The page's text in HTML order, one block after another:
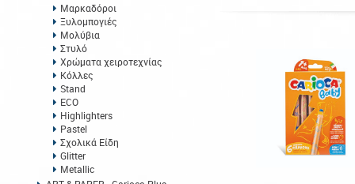
Μαρκαδόροι
Ξυλομπογιές
Μολύβια
Στυλό
Χρώματα χειροτεχνίας
Κόλλες
Stand
ECO
Highlighters
Pastel
Σχολικά Είδη
Glitter
Metallic